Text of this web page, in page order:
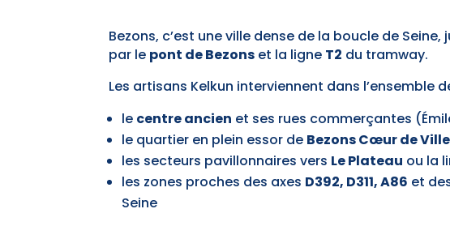
Bezons, c’est une ville dense de la boucle de
par le pont de Bezons et la ligne T2 du tramway.
Les artisans Kelkun interviennent dans l’ensemble
le centre ancien et ses rues commerçantes
le quartier en plein essor de Bezons Cœur de Ville
les secteurs pavillonnaires vers Le Plateau ou la
les zones proches des axes D392, D311, A86 et
Seine